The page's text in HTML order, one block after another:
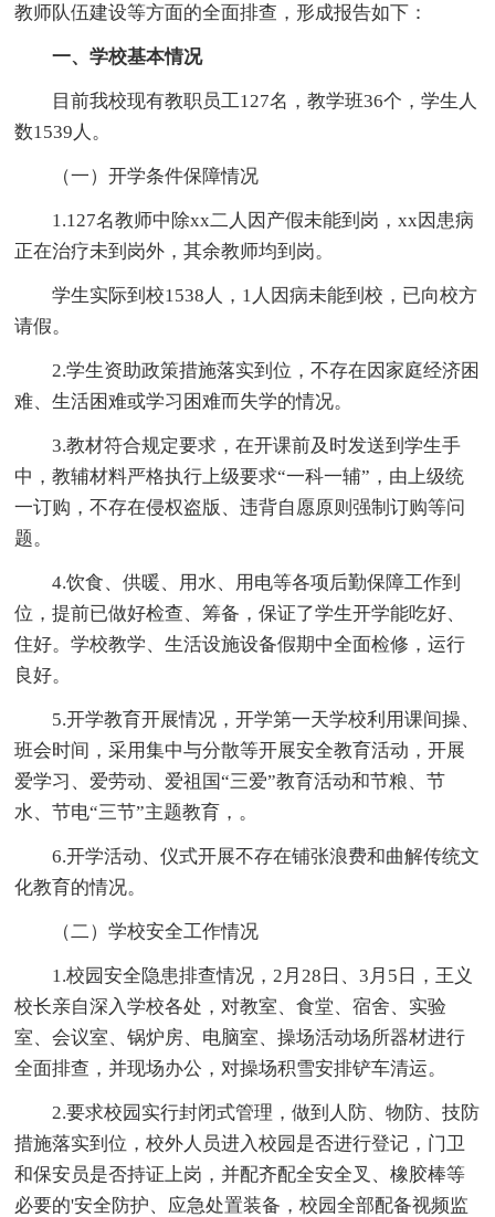
教师队伍建设等方面的全面排查，形成报告如下：
一、学校基本情况
目前我校现有教职员工127名，教学班36个，学生人
数1539人。
（一）开学条件保障情况
1.127名教师中除xx二人因产假未能到岗，xx因患病
正在治疗未到岗外，其余教师均到岗。
学生实际到校1538人，1人因病未能到校，已向校方
请假。
2.学生资助政策措施落实到位，不存在因家庭经济困
难、生活困难或学习困难而失学的情况。
3.教材符合规定要求，在开课前及时发送到学生手
中，教辅材料严格执行上级要求“一科一辅”，由上级统
一订购，不存在侵权盗版、违背自愿原则强制订购等问
题。
4.饮食、供暖、用水、用电等各项后勤保障工作到
位，提前已做好检查、筹备，保证了学生开学能吃好、
住好。学校教学、生活设施设备假期中全面检修，运行
良好。
5.开学教育开展情况，开学第一天学校利用课间操、
班会时间，采用集中与分散等开展安全教育活动，开展
爱学习、爱劳动、爱祖国“三爱”教育活动和节粮、节
水、节电“三节”主题教育，。
6.开学活动、仪式开展不存在铺张浪费和曲解传统文
化教育的情况。
（二）学校安全工作情况
1.校园安全隐患排查情况，2月28日、3月5日，王义
校长亲自深入学校各处，对教室、食堂、宿舍、实验
室、会议室、锅炉房、电脑室、操场活动场所器材进行
全面排查，并现场办公，对操场积雪安排铲车清运。
2.要求校园实行封闭式管理，做到人防、物防、技防
措施落实到位，校外人员进入校园是否进行登记，门卫
和保安员是否持证上岗，并配齐配全安全叉、橡胶棒等
必要的'安全防护、应急处置装备，校园全部配备视频监